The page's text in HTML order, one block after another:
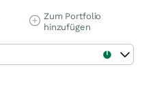
Zum Portfolio
hinzufügen